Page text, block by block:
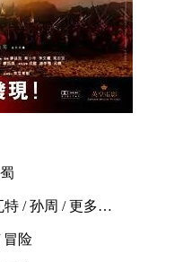
特 / 孙周 / 更多…
冒险